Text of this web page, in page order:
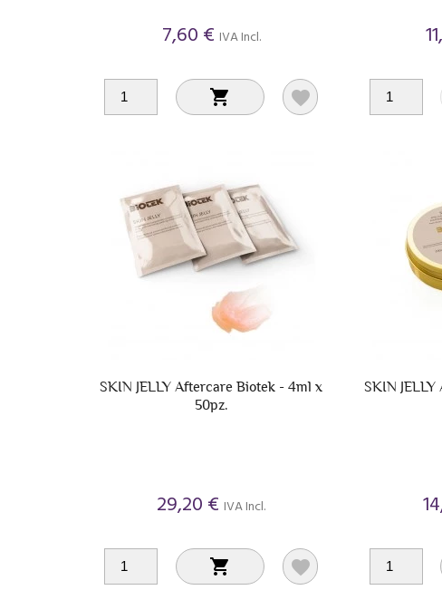
7,60 € IVA Incl.
 
SKIN JELLY Aftercare Biotek - 4ml x
50pz.
29,20 € IVA Incl.
 
SKIN